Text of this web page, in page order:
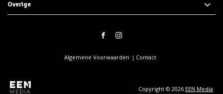
Overige
Copyright © 2026 EEN Media
Algemene Voorwaarden Contact